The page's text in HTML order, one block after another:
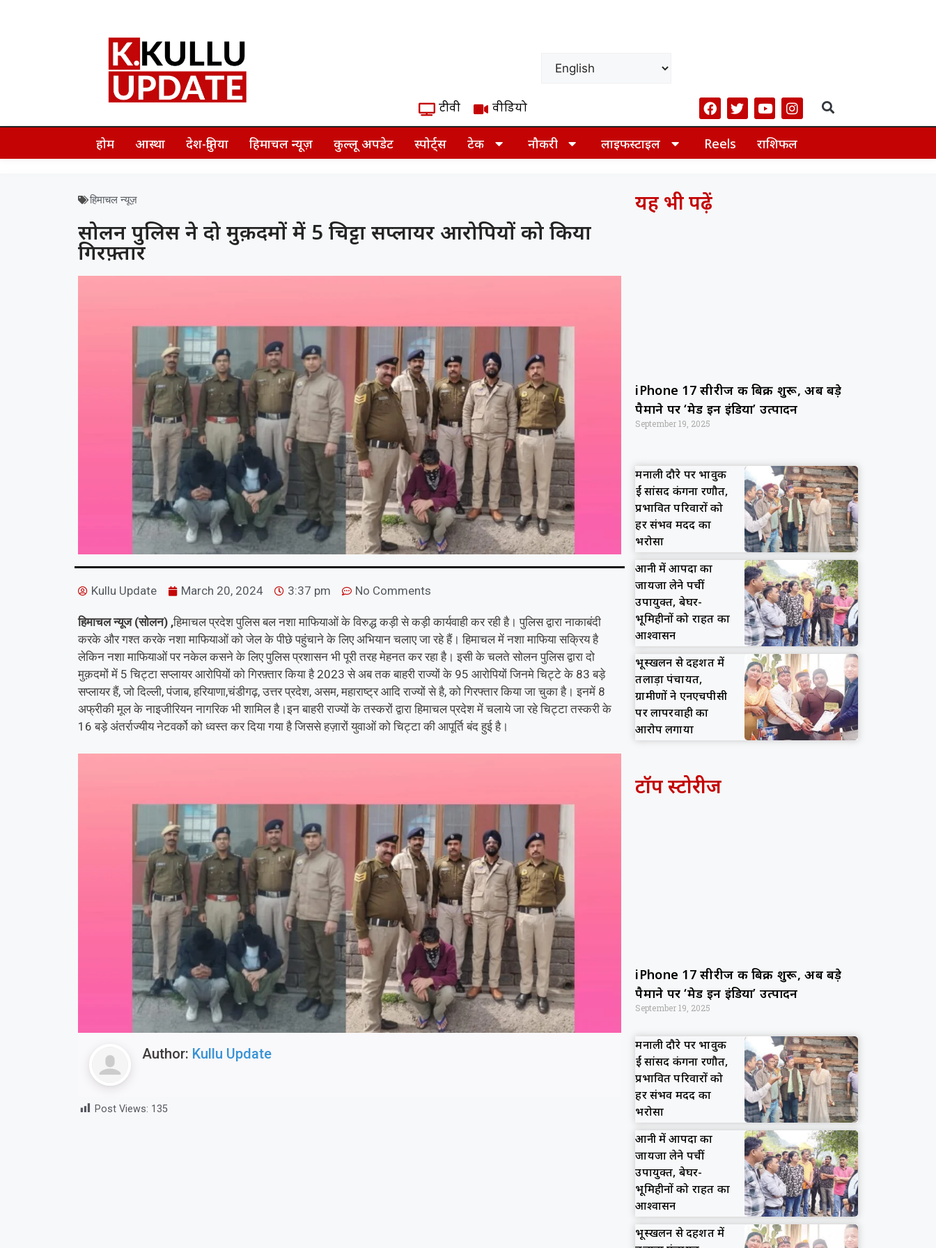
टीवी वीडियो
होम आस्था देश-दुनिया हिमाचल न्यूज़ कुल्लू अपडेट स्पोर्ट्स टेक नौकरी लाइफस्टाइल Reels राशिफल
हिमाचल न्यूज़
सोलन पुलिस ने दो मुक़दमों में 5 चिट्टा सप्लायर आरोपियों को किया
गिरफ़्तार
Kullu Update March 20, 2024 3:37 pm No Comments
हिमाचल न्यूज (सोलन) ,हिमाचल प्रदेश पुलिस बल नशा माफियाओं के विरुद्ध कड़ी से कड़ी कार्यवाही कर रही है। पुलिस द्वारा नाकाबंदी
करके और गश्त करके नशा माफियाओं को जेल के पीछे पहुंचाने के लिए अभियान चलाए जा रहे हैं। हिमाचल में नशा माफिया सक्रिय है
लेकिन नशा माफियाओं पर नकेल कसने के लिए पुलिस प्रशासन भी पूरी तरह मेहनत कर रहा है। इसी के चलते सोलन पुलिस द्वारा दो
मुक़दमों में 5 चिट्टा सप्लायर आरोपियों को गिरफ़्तार किया है 2023 से अब तक बाहरी राज्यों के 95 आरोपियों जिनमे चिट्टे के 83 बड़े
सप्लायर हैं, जो दिल्ली, पंजाब, हरियाणा,चंडीगढ़, उत्तर प्रदेश, असम, महाराष्ट्र आदि राज्यों से है, को गिरफ्तार किया जा चुका है। इनमें 8
अफ्रीकी मूल के नाइजीरियन नागरिक भी शामिल है।इन बाहरी राज्यों के तस्करों द्वारा हिमाचल प्रदेश में चलाये जा रहे चिट्टा तस्करी के
16 बड़े अंतर्राज्यीय नेटवर्को को ध्वस्त कर दिया गया है जिससे हज़ारों युवाओं को चिट्टा की आपूर्ति बंद हुई है।
Author: Kullu Update
Post Views: 135
यह भी पढ़ें
iPhone 17 सीरीज की बिक्री शुरू, अब बड़े
पैमाने पर ‘मेड इन इंडिया’ उत्पादन
September 19, 2025
मनाली दौरे पर भावुक
हुईं सांसद कंगना रणौत,
प्रभावित परिवारों को
हर संभव मदद का
भरोसा
आनी में आपदा का
जायजा लेने पहुंचीं
उपायुक्त, बेघर-
भूमिहीनों को राहत का
आश्वासन
भूस्खलन से दहशत में
तलाड़ा पंचायत,
ग्रामीणों ने एनएचपीसी
पर लापरवाही का
आरोप लगाया
टॉप स्टोरीज
iPhone 17 सीरीज की बिक्री शुरू, अब बड़े
पैमाने पर ‘मेड इन इंडिया’ उत्पादन
September 19, 2025
मनाली दौरे पर भावुक
हुईं सांसद कंगना रणौत,
प्रभावित परिवारों को
हर संभव मदद का
भरोसा
आनी में आपदा का
जायजा लेने पहुंचीं
उपायुक्त, बेघर-
भूमिहीनों को राहत का
आश्वासन
भूस्खलन से दहशत में